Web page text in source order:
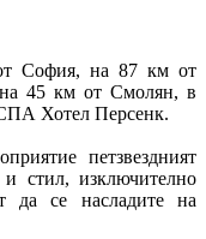
София, на 87 км от
45 км от Смолян, в
Хотел Персенк.
петзвездният
стил, изключително
да се насладите на